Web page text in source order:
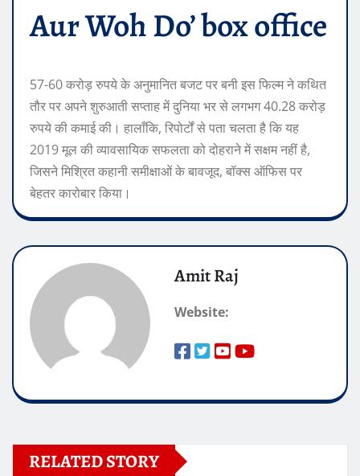
Aur Woh Do’ box office
57-60 करोड़ रुपये के अनुमानित बजट पर बनी इस फिल्म ने कथित
तौर पर अपने शुरुआती सप्ताह में दुनिया भर से लगभग 40.28 करोड़
रुपये की कमाई की। हालाँकि, रिपोर्टों से पता चलता है कि यह
2019 मूल की व्यावसायिक सफलता को दोहराने में सक्षम नहीं है,
जिसने मिश्रित कहानी समीक्षाओं के बावजूद, बॉक्स ऑफिस पर
बेहतर कारोबार किया।
Amit Raj
Website:
RELATED STORY